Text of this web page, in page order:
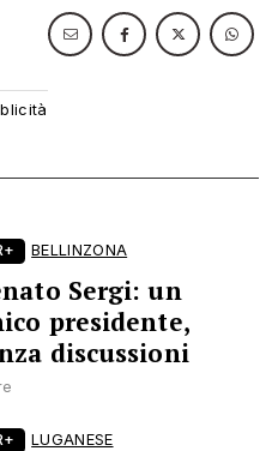
BELLINZONA
Sergi: un
presidente,
discussioni
LUGANESE